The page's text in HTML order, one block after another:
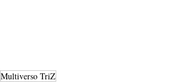
Multiverso TriZ